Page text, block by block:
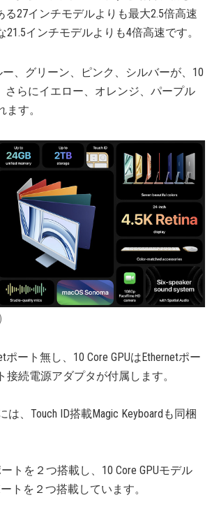
る27インチモデルよりも最大2.5倍高速
インチモデルよりも4倍高速です。
ー、グリーン、ピンク、シルバーが、10
さらにイエロー、オレンジ、パープル
す。
ポート無し、10 Core GPUはEthernetポー
接続電源アダプタが付属します。
は、Touch ID搭載Magic Keyboardも同梱
ートを２つ搭載し、10 Core GPUモデル
トを２つ搭載しています。